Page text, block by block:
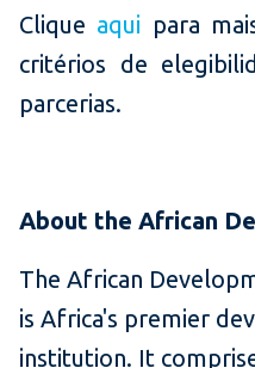
Clique aqui para
critérios de
parcerias.
About the African
The African
is Africa's premier
institution. It